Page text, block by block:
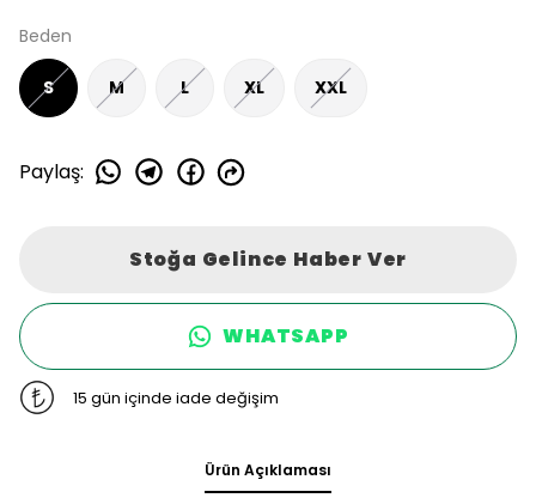
Beden
S M L XL XXL
Paylaş:
Stoğa Gelince Haber Ver
WHATSAPP
15 gün içinde iade değişim
Ürün Açıklaması